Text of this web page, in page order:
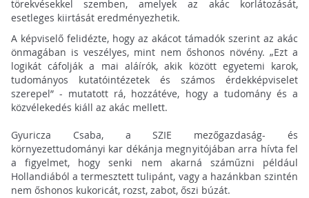
törekvésekkel szemben, amelyek az akác korlátozását,
esetleges kiirtását eredményezhetik.
A képviselő felidézte, hogy az akácot támadók szerint az akác
önmagában is veszélyes, mint nem őshonos növény. „Ezt a
logikát cáfolják a mai aláírók, akik között egyetemi karok,
tudományos kutatóintézetek és számos érdekképviselet
szerepel” - mutatott rá, hozzátéve, hogy a tudomány és a
közvélekedés kiáll az akác mellett.
Gyuricza Csaba, a SZIE mezőgazdaság- és
környezettudományi kar dékánja megnyitójában arra hívta fel
a figyelmet, hogy senki nem akarná száműzni például
Hollandiából a termesztett tulipánt, vagy a hazánkban szintén
nem őshonos kukoricát, rozst, zabot, őszi búzát.